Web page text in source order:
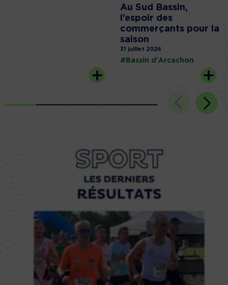
Au Sud Bassin,
l’espoir des
commerçants pour la
saison
31 juillet 2026
#Bassin d'Arcachon